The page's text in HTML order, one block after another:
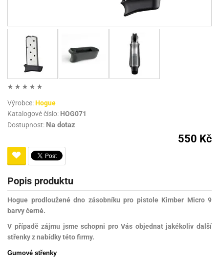
Výrobce:Hogue
Katalogové číslo: HOG071
Dostupnost: Na dotaz
550 Kč
Popis produktu
Hogue prodloužené dno zásobníku pro pistole Kimber Micro 9
barvy černé.
V případě zájmu jsme schopni pro Vás objednat jakékoliv další
střenky z nabídky této firmy.
Gumové střenky